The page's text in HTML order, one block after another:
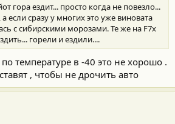
гора ездит... просто когда не повезло...
если сразу у многих это уже виновата
с сибирскими морозами. Те же на F7x
горели и ездили....
по температуре в -40 это не хорошо .
, чтобы не дрочить авто